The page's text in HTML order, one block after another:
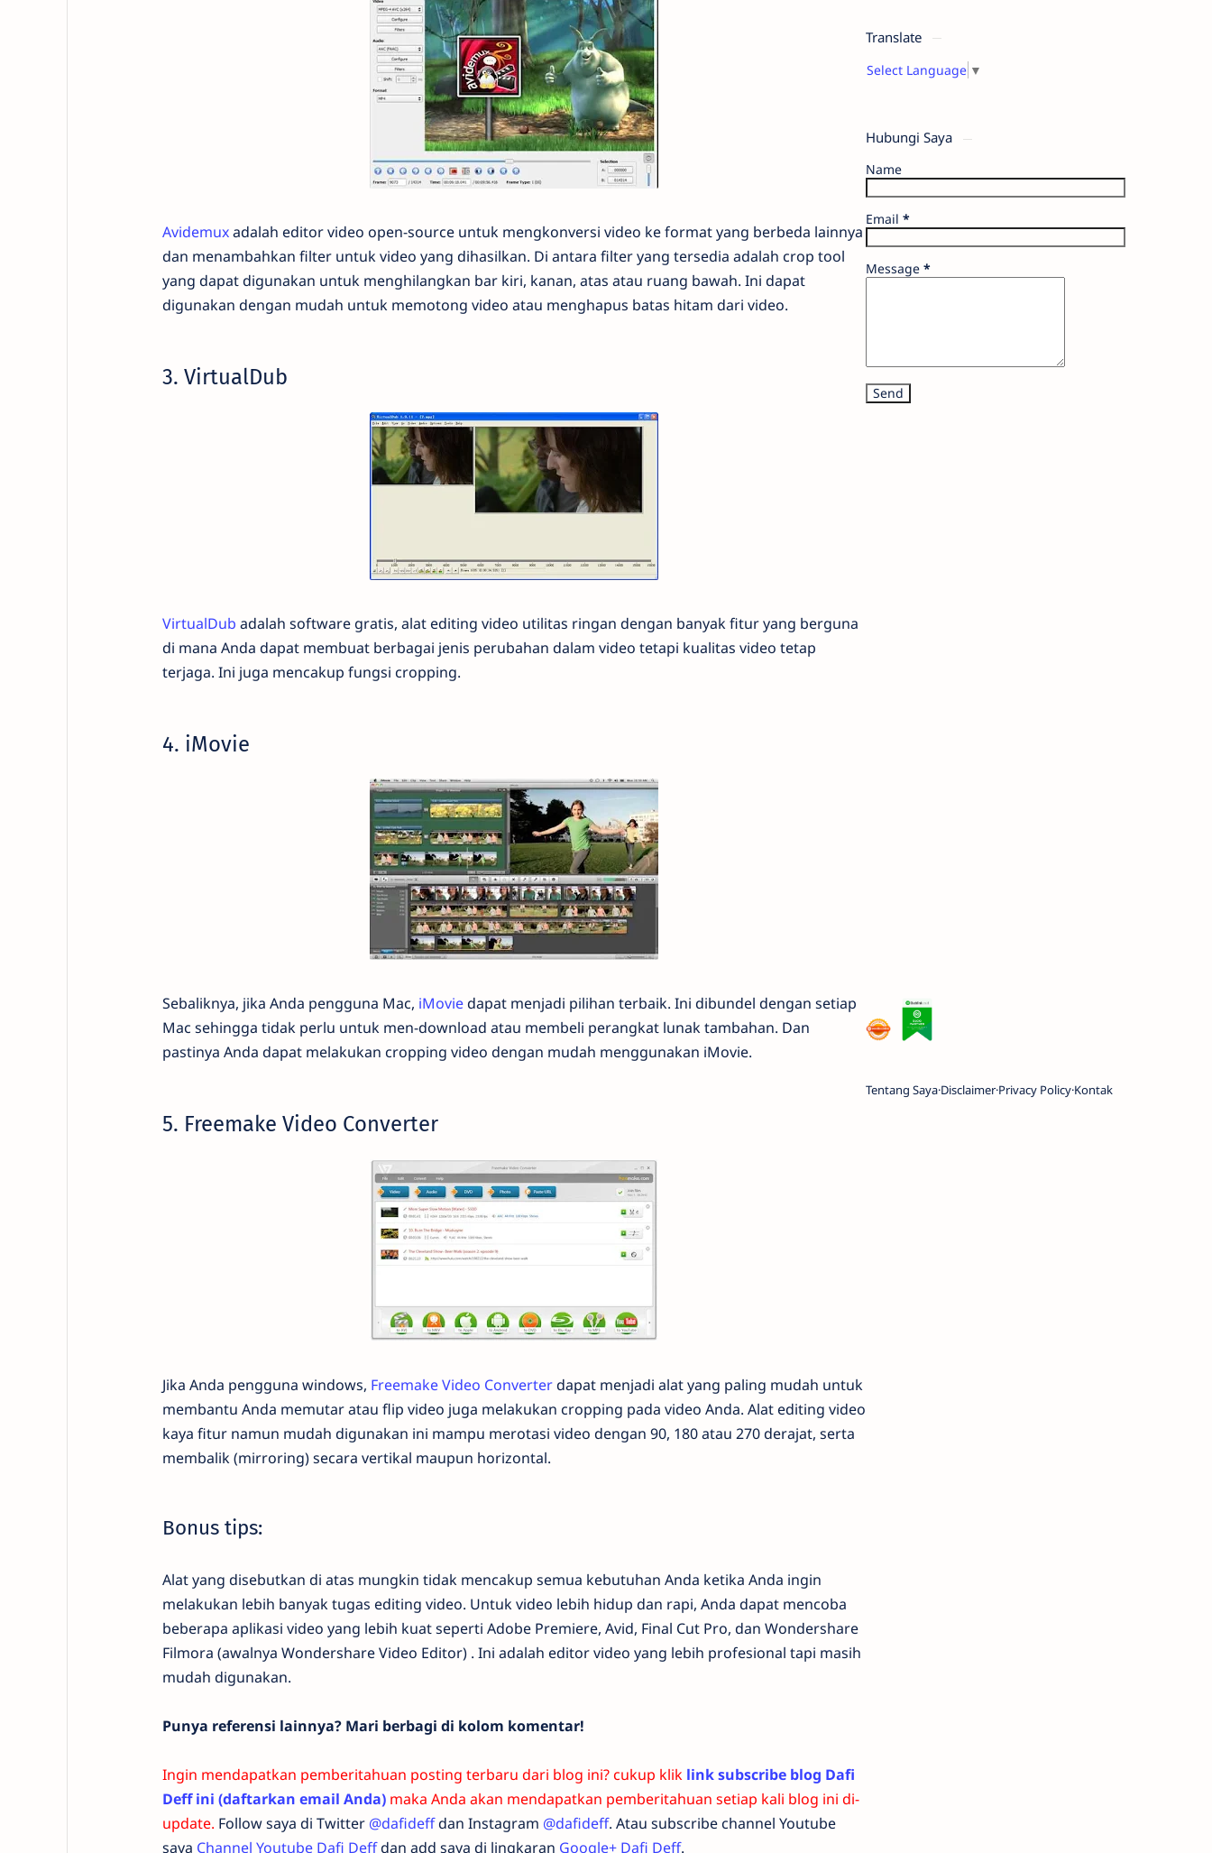
Avidemuxadalah editor video open-source untuk mengkonversi video ke format yang berbeda lainnya
dan menambahkan filter untuk video yang dihasilkan. Di antara filter yang tersedia adalah crop tool
yang dapat digunakan untuk menghilangkan bar kiri, kanan, atas atau ruang bawah. Ini dapat
digunakan dengan mudah untuk memotong video atau menghapus batas hitam dari video.
3. VirtualDub
VirtualDub adalah software gratis, alat editing video utilitas ringan dengan banyak fitur yang berguna
di mana Anda dapat membuat berbagai jenis perubahan dalam video tetapi kualitas video tetap
terjaga. Ini juga mencakup fungsi cropping.
4. iMovie
Sebaliknya, jika Anda pengguna Mac, iMoviedapat menjadi pilihan terbaik. Ini dibundel dengan setiap
Mac sehingga tidak perlu untuk men-download atau membeli perangkat lunak tambahan. Dan
pastinya Anda dapat melakukan cropping video dengan mudah menggunakan iMovie.
5. Freemake Video Converter
Jika Anda pengguna windows, Freemake Video Converterdapat menjadi alat yang paling mudah untuk
membantu Anda memutar atau flip video juga melakukan cropping pada video Anda. Alat editing video
kaya fitur namun mudah digunakan ini mampu merotasi video dengan 90, 180 atau 270 derajat, serta
membalik (mirroring) secara vertikal maupun horizontal.
Bonus tips:
Alat yang disebutkan di atas mungkin tidak mencakup semua kebutuhan Anda ketika Anda ingin
melakukan lebih banyak tugas editing video. Untuk video lebih hidup dan rapi, Anda dapat mencoba
beberapa aplikasi video yang lebih kuat seperti Adobe Premiere, Avid, Final Cut Pro, dan Wondershare
Filmora (awalnya Wondershare Video Editor) . Ini adalah editor video yang lebih profesional tapi masih
mudah digunakan.
Punya referensi lainnya? Mari berbagi di kolom komentar!
Ingin mendapatkan pemberitahuan posting terbaru dari blog ini? cukup klik link subscribe blog Dafi
Deff ini (daftarkan email Anda)maka Anda akan mendapatkan pemberitahuan setiap kali blog ini di-
update. Follow saya di Twitter @dafideffdan Instagram @dafideff. Atau subscribe channel Youtube
saya Channel Youtube Dafi Deffdan add saya di lingkaran Google+ Dafi Deff.
Translate
Select Language ▼
Hubungi Saya
Name
Email *
Message *
Tentang SayaDisclaimerPrivacy PolicyKontak